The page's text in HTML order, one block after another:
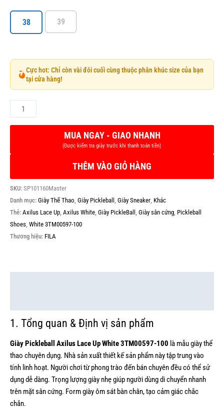
38 39
Cực hot: Chỉ còn vài đôi cuối cùng thuộc phân khúc size của bạn
tại cửa hàng!
THÊM VÀO GIỎ HÀNG
SKU: SP101160Master
Danh mục: Giày Thể Thao, Giày Pickleball , Giày Sneaker, Khác
Thẻ: Axilus Lace Up, Axilus White, Giày PickleBall , Giày sân cứng, Pickleball
Shoes, White 3TM00597-100
Thương hiệu: FILA
1. Tổng quan & Định vị sản phẩm
Giày Pickleball Axilus Lace Up White 3TM00597-100 là mẫu giày thể
thao chuyên dụng. Nhà sản xuất thiết kế sản phẩm này tập trung vào
tính linh hoạt. Người chơi từ phong trào đến bán chuyên đều có thể sử
dụng dễ dàng. Trọng lượng giày nhẹ giúp người dùng di chuyển nhanh
trên mặt sân cứng. Form giày ôm sát bàn chân, tạo cảm giác chắc
chắn.